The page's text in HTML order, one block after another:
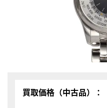
買取価格（中古品）：